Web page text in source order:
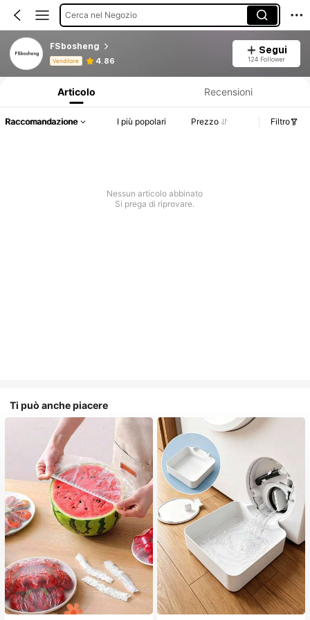
Cerca nel Negozio
FSbosheng
Venditore 4.86
Segui
124 Follower
Articolo Recensioni
Raccomandazione I più popolari Prezzo Filtro
Nessun articolo abbinato
Si prega di riprovare.
Ti può anche piacere